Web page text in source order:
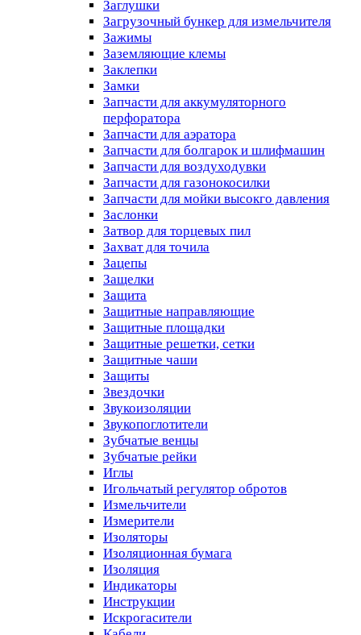
Заглушки
Загрузочный бункер для измельчителя
Зажимы
Заземляющие клемы
Заклепки
Замки
Запчасти для аккумуляторного
перфоратора
Запчасти для аэратора
Запчасти для болгарок и шлифмашин
Запчасти для воздуходувки
Запчасти для газонокосилки
Запчасти для мойки высокго давления
Заслонки
Затвор для торцевых пил
Захват для точила
Зацепы
Защелки
Защита
Защитные направляющие
Защитные площадки
Защитные решетки, сетки
Защитные чаши
Защиты
Звездочки
Звукоизоляции
Звукопоглотители
Зубчатые венцы
Зубчатые рейки
Иглы
Игольчатый регулятор обротов
Измельчители
Измерители
Изоляторы
Изоляционная бумага
Изоляция
Индикаторы
Инструкции
Искрогасители